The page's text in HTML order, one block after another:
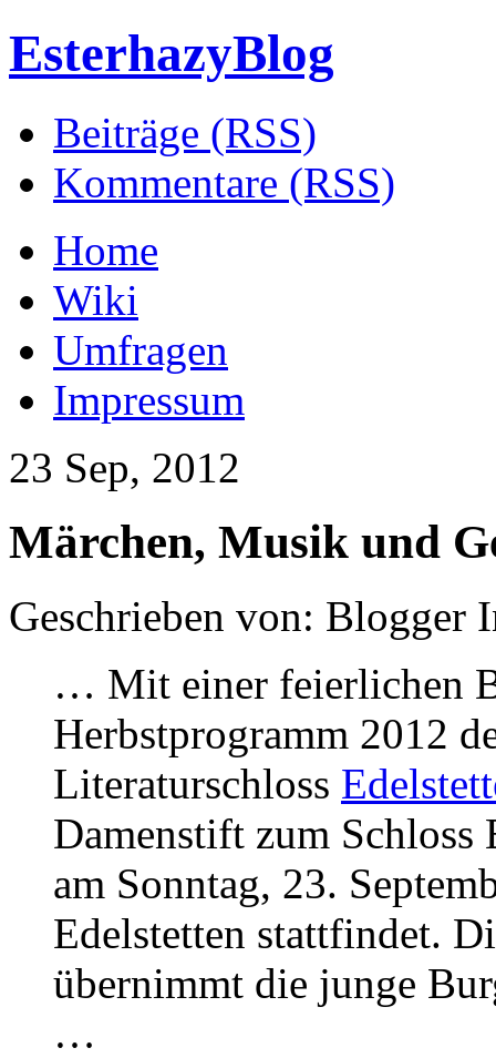
EsterhazyBlog
Beiträge (RSS)
Kommentare (RSS)
Home
Wiki
Umfragen
Impressum
23 Sep, 2012
Märchen, Musik und
Geschrieben von: Blogger
… Mit einer feierlichen
Herbstprogramm 2012
Literaturschloss
Damenstift zum Schloss
am Sonntag, 23.
Edelstetten stattfindet.
übernimmt die junge
…